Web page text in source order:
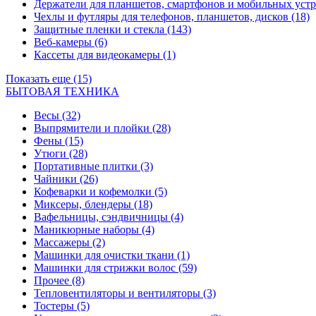
Держатели для планшетов, смартфонов и мобильных
Чехлы и футляры для телефонов, планшетов, дисков (18)
Защитные пленки и стекла (143)
Веб-камеры (6)
Кассеты для видеокамеры (1)
Показать еще (15)
БЫТОВАЯ ТЕХНИКА
Весы (32)
Выпрямители и плойки (28)
Фены (15)
Утюги (28)
Портативные плитки (3)
Чайники (26)
Кофеварки и кофемолки (5)
Миксеры, блендеры (18)
Вафельницы, сэндвичницы (4)
Маникюрные наборы (4)
Массажеры (2)
Машинки для очистки ткани (1)
Машинки для стрижки волос (59)
Прочее (8)
Тепловентиляторы и вентиляторы (3)
Тостеры (5)